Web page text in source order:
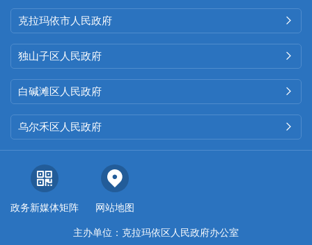
克拉玛依市人民政府 
独山子区人民政府 
白碱滩区人民政府 
乌尔禾区人民政府 
政务新媒体矩阵 网站地图
主办单位：克拉玛依区人民政府办公室